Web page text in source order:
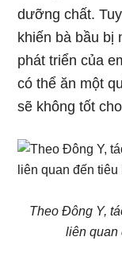
dưỡng chất.
khiến bà bầu bị
phát triển của
có thể ăn một
sẽ không tốt
Theo Đông Y,
liên quan